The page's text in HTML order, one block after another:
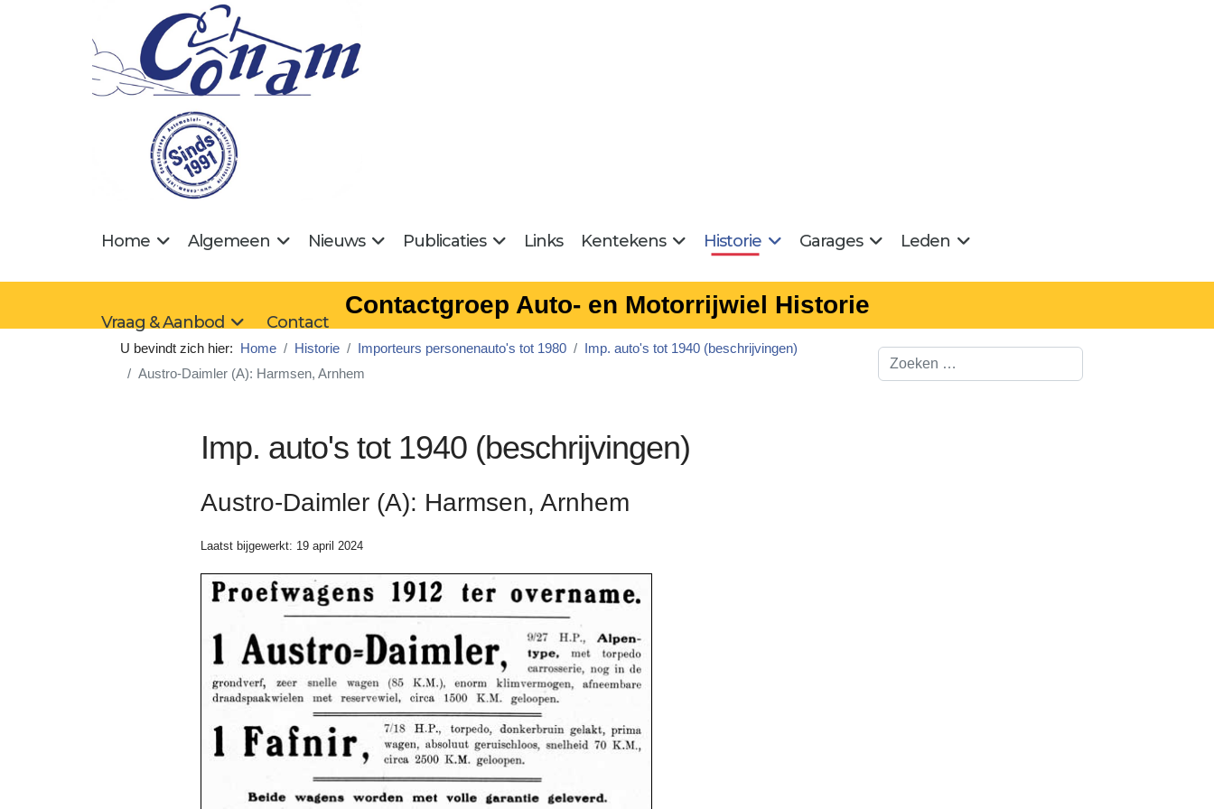
Home Algemeen Nieuws Publicaties Links Kentekens Historie Garages Leden
Vraag & Aanbod Contact
Contactgroep Auto- en Motorrijwiel Historie
U bevindt zich hier: Home Historie Importeurs personenauto's tot 1980
Imp. auto's tot 1940 (beschrijvingen)
Austro-Daimler (A): Harmsen, Arnhem
Imp. auto's tot 1940 (beschrijvingen)
Austro-Daimler (A): Harmsen, Arnhem
Laatst bijgewerkt: 19 april 2024